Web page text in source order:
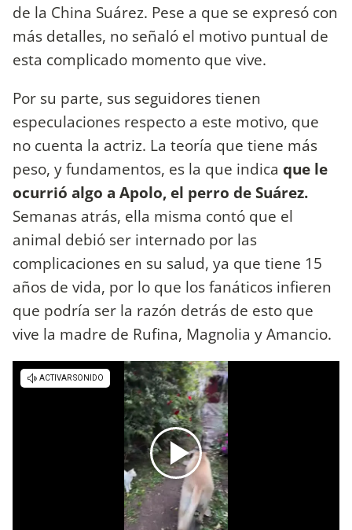
de la China Suárez. Pese a que se expresó con
más detalles, no señaló el motivo puntual de
esta complicado momento que vive.
Por su parte, sus seguidores tienen
especulaciones respecto a este motivo, que
no cuenta la actriz. La teoría que tiene más
peso, y fundamentos, es la que indica que le
ocurrió algo a Apolo, el perro de Suárez.
Semanas atrás, ella misma contó que el
animal debió ser internado por las
complicaciones en su salud, ya que tiene 15
años de vida, por lo que los fanáticos infieren
que podría ser la razón detrás de esto que
vive la madre de Rufina, Magnolia y Amancio.